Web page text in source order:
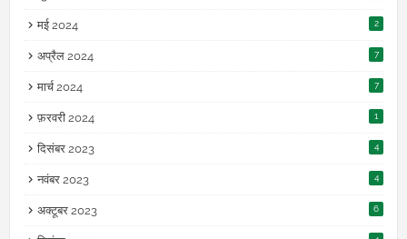
मई 2024 2
अप्रैल 2024 7
मार्च 2024 7
फ़रवरी 2024 1
दिसंबर 2023 4
नवंबर 2023 4
अक्टूबर 2023 6